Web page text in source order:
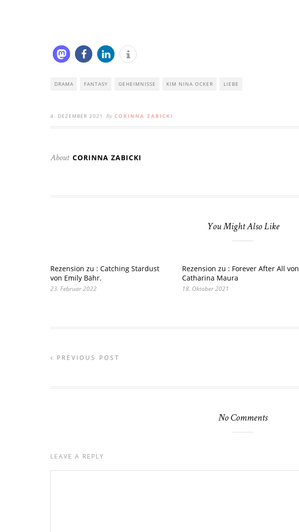
DRAMA FANTASY GEHEIMNISSE KIM NINA OCKER LIEBE
4. DEZEMBER 2021 By CORINNA ZABICKI
About CORINNA ZABICKI
You Might Also Like
Rezension zu : Catching Stardust
von Emily Bähr.
23. Februar 2022
Rezension zu : Forever After All von
Catharina Maura
18. Oktober 2021
PREVIOUS POST
No Comments
LEAVE A REPLY